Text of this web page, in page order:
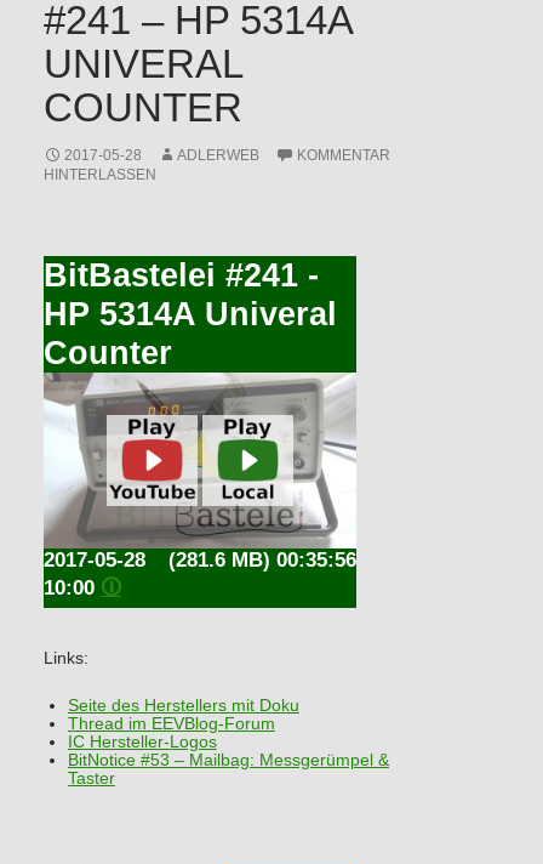
#241 – HP 5314A
UNIVERAL
COUNTER
2017-05-28 ADLERWEB
KOMMENTAR
HINTERLASSEN
BitBastelei #241 -
HP 5314A Univeral
Counter
(281.6 MB) 00:35:56
2017-05-28
10:00 🛈
Links:
Seite des Herstellers mit Doku
Thread im EEVBlog-Forum
IC Hersteller-Logos
BitNotice #53 – Mailbag: Messgerümpel &
Taster